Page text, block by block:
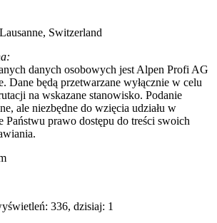
Switzerland
danych osobowych jest Alpen Profi AG
Dane będą przetwarzane wyłącznie w celu
na wskazane stanowisko. Podanie
ale niezbędne do wzięcia udziału w
Państwu prawo dostępu do treści swoich
336, dzisiaj: 1